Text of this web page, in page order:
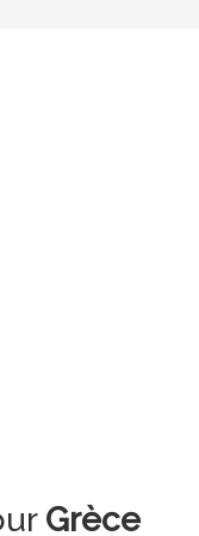
Grèce